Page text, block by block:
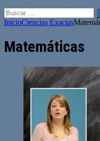
Buscar:
InicioCiencias Exactas
Matemáticas